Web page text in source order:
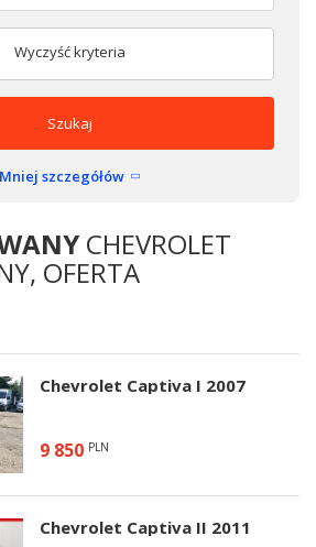
Wyczyść kryteria
Mniej szczegółów
Szukaj
CHEVROLET
OFERTA
Chevrolet Captiva I 2007
9 850 PLN
Chevrolet Captiva II 2011